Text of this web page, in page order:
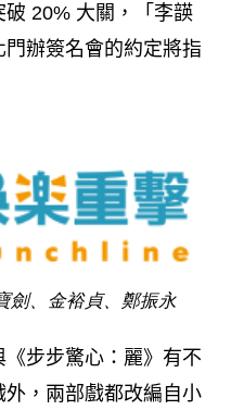
20% 大關，「李韺
辦簽名會的約定將指
劍、金裕貞、鄭振永
步步驚心：麗》有不
，兩部戲都改編自小